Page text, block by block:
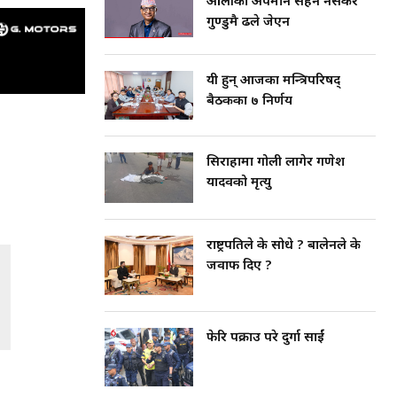
गुण्डुमै ढले जेएन
यी हुन् आजका मन्त्रिपरिषद्
बैठकका ७ निर्णय
सिराहामा गोली लागेर गणेश
यादवको मृत्यु
राष्ट्रपतिले के सोधे ? बालेनले के
जवाफ दिए ?
फेरि पक्राउ परे दुर्गा प्रसाईं